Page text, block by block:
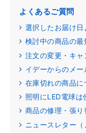
よくあるご質問
選択したお届け日
検討中の商品の
注文の変更・キ
イデーからのメ
在庫切れの商品
照明にLED電球は
商品の修理・張り
ニュースレター